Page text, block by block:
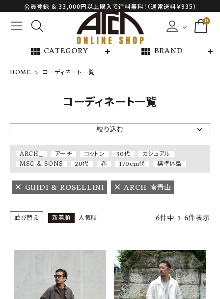
会員登録 & 33,000円以上購入で送料無料！（通常送料￥935）
0
view_module CATEGORY view_module BRAND
NEW ARRIVAL
ARCH EXCLUSIVE
BRAND
CATEGORY
SHOP
INFORMATION
ご利用ガイド
プライバシーポリシー
HOME コーディネート一覧
コーディネート一覧
絞り込む
ARCH_ アーチ コットン 30代
カジュアル
MSG & SONS
20代 春 170cm代 標準体型
GUIDI & ROSELLINI ARCH 南青山
並び替え 新着順 人気順 6件中 1-6件表示